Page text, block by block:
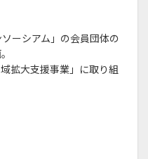
ーシアム」の会員団体の
拡大支援事業」に取り組